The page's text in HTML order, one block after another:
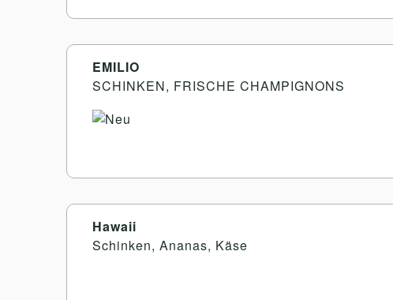
EMILIO
SCHINKEN, FRISCHE CHAMPIGNONS
Hawaii
Schinken, Ananas, Käse